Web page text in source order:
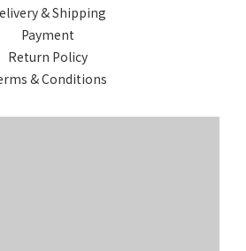
& Shipping
Payment
Return Policy
& Conditions